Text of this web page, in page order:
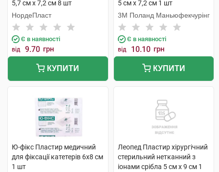
5,7 см x 7,2 см 8 шт
НордеПласт
Є в наявності
від 9.70 грн
КУПИТИ
5 см x 7,2 см 1 шт
3M Поланд Маньюфекчурінг
Є в наявності
від 10.10 грн
КУПИТИ
Ю-фікс Пластир медичний
для фіксації катетерів 6х8 см
1 шт
Леопед Пластир хірургічний
стерильний нетканний з
іонами срібла 5 см х 9 см 1